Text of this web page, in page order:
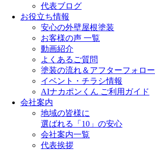
代表ブログ
お役立ち情報
安心の外壁屋根塗装
お客様の声 一覧
動画紹介
よくあるご質問
塗装の流れ＆アフターフォロー
イベント・チラシ情報
AIナカポンくん ご利用ガイド
会社案内
地域の皆様に
選ばれる「10」の安心
会社案内一覧
代表挨拶